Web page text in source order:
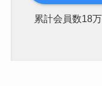
累計会員数18